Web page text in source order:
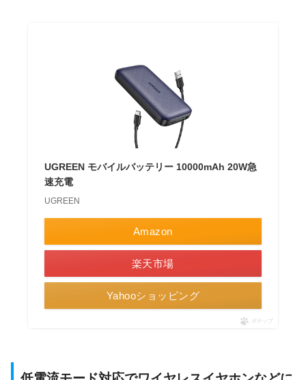
UGREEN モバイルバッテリー 10000mAh 20W急
速充電
UGREEN
Amazon
楽天市場
Yahooショッピング
ポチップ